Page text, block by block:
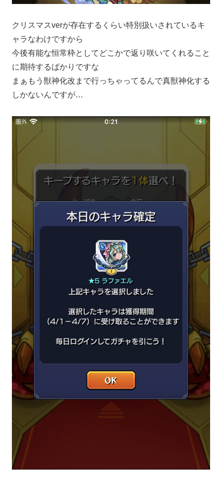
クリスマスverが存在するくらい特別扱いされているキ
ャラなわけですから
今後有能な恒常枠としてどこかで返り咲いてくれること
に期待するばかりですな
まぁもう獣神化改まで行っちゃってるんで真獣神化する
しかないんですが…